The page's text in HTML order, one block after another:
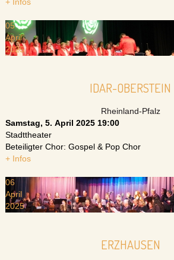
+ Infos
05
April
2025
IDAR-OBERSTEIN
Rheinland-Pfalz
Samstag, 5. April 2025 19:00
Stadttheater
Beteiligter Chor: Gospel & Pop Chor
+ Infos
06
April
2025
ERZHAUSEN